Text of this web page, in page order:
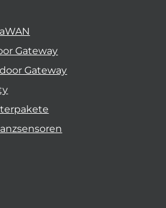
Gateway
Gateway